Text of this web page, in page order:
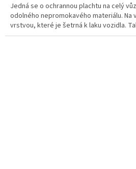
Jedná se o ochrannou plachtu na celý
odolného nepromokavého materiálu.
vrstvou, které je šetrná k laku vozidla.